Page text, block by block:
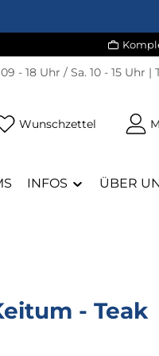
- 18 Uhr / Sa. 10 - 15 Uhr |
Wunschzettel Du hast 0
INFOS ÜBER
- Teak